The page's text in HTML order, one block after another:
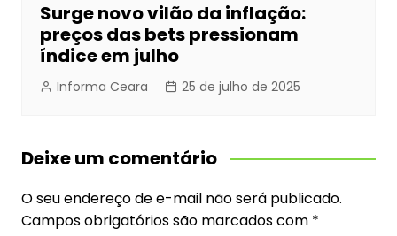
Surge novo vilão da inflação:
preços das bets pressionam
índice em julho
Informa Ceara 25 de julho de 2025
Deixe um comentário
O seu endereço de e-mail não será publicado.
Campos obrigatórios são marcados com *